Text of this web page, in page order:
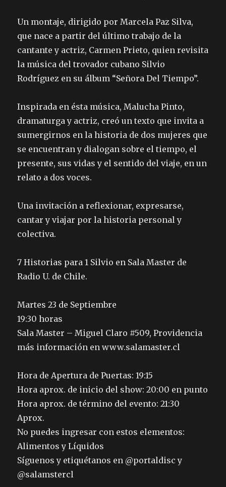
Un montaje, dirigido por Marcela Paz Silva,
que nace a partir del último trabajo de la
cantante y actriz, Carmen Prieto, quien revisita
la música del trovador cubano Silvio
Rodríguez en su álbum “Señora Del Tiempo”.
Inspirada en ésta música, Malucha Pinto,
dramaturga y actriz, creó un texto que invita a
sumergirnos en la historia de dos mujeres que
se encuentran y dialogan sobre el tiempo, el
presente, sus vidas y el sentido del viaje, en un
relato a dos voces.
Una invitación a reflexionar, expresarse,
cantar y viajar por la historia personal y
colectiva.
7 Historias para 1 Silvio en Sala Master de
Radio U. de Chile.
Martes 23 de Septiembre
19:30 horas
Sala Master – Miguel Claro #509, Providencia
más información en www.salamaster.cl
Hora de Apertura de Puertas: 19:15
Hora aprox. de inicio del show: 20:00 en punto
Hora aprox. de término del evento: 21:30
Aprox.
No puedes ingresar con estos elementos:
Alimentos y Líquidos
Síguenos y etiquétanos en @portaldisc y
@salamstercl